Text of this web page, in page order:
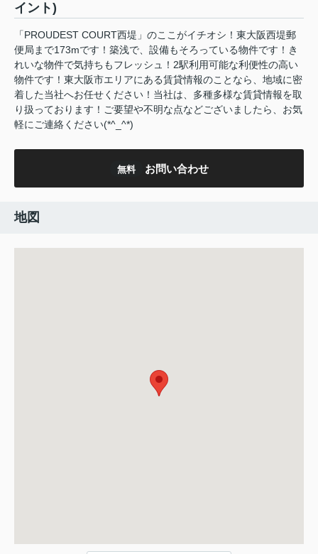
イント)
「PROUDEST COURT西堤」のここがイチオシ！東大阪西堤郵
便局まで173mです！築浅で、設備もそろっている物件です！き
れいな物件で気持ちもフレッシュ！2駅利用可能な利便性の高い
物件です！東大阪市エリアにある賃貸情報のことなら、地域に密
着した当社へお任せください！当社は、多種多様な賃貸情報を取
り扱っております！ご要望や不明な点などございましたら、お気
軽にご連絡ください(*^_^*)
無料 お問い合わせ
地図